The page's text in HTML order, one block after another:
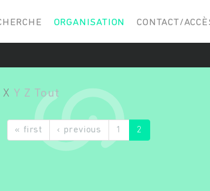
ORGANISATION CONTACT/
X Y Z Tout
« first ‹ previous 1 2